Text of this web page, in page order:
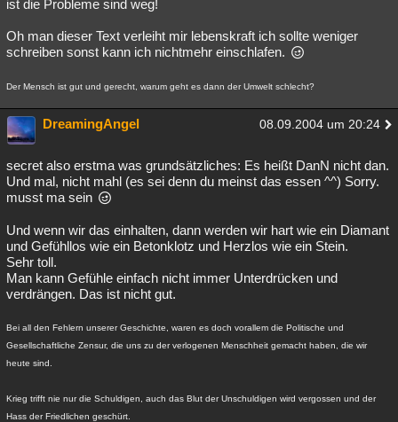
ist die Probleme sind weg!
Oh man dieser Text verleiht mir lebenskraft ich sollte weniger
schreiben sonst kann ich nichtmehr einschlafen.
Der Mensch ist gut und gerecht, warum geht es dann der Umwelt schlecht?
DreamingAngel 08.09.2004 um 20:24
secret also erstma was grundsätzliches: Es heißt DanN nicht dan.
Und mal, nicht mahl (es sei denn du meinst das essen ^^) Sorry.
musst ma sein
Und wenn wir das einhalten, dann werden wir hart wie ein Diamant
und Gefühllos wie ein Betonklotz und Herzlos wie ein Stein.
Sehr toll.
Man kann Gefühle einfach nicht immer Unterdrücken und
verdrängen. Das ist nicht gut.
Bei all den Fehlern unserer Geschichte, waren es doch vorallem die Politische und
Gesellschaftliche Zensur, die uns zu der verlogenen Menschheit gemacht haben, die wir
heute sind.
Krieg trifft nie nur die Schuldigen, auch das Blut der Unschuldigen wird vergossen und der
Hass der Friedlichen geschürt.